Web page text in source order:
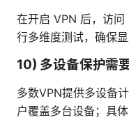
在开启 VPN 后，访
行多维度测试，确保
10) 多设备保护需
多数VPN提供多设备
户覆盖多台设备；具体